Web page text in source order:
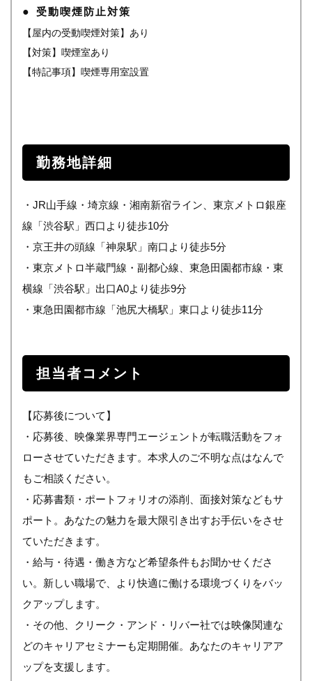
受動喫煙防止対策
【屋内の受動喫煙対策】あり
【対策】喫煙室あり
【特記事項】喫煙専用室設置
勤務地詳細
・JR山手線・埼京線・湘南新宿ライン、東京メトロ銀座
線「渋谷駅」西口より徒歩10分
・京王井の頭線「神泉駅」南口より徒歩5分
・東京メトロ半蔵門線・副都心線、東急田園都市線・東
横線「渋谷駅」出口A0より徒歩9分
・東急田園都市線「池尻大橋駅」東口より徒歩11分
担当者コメント
【応募後について】
・応募後、映像業界専門エージェントが転職活動をフォ
ローさせていただきます。本求人のご不明な点はなんで
もご相談ください。
・応募書類・ポートフォリオの添削、面接対策などもサ
ポート。あなたの魅力を最大限引き出すお手伝いをさせ
ていただきます。
・給与・待遇・働き方など希望条件もお聞かせくださ
い。新しい職場で、より快適に働ける環境づくりをバッ
クアップします。
・その他、クリーク・アンド・リバー社では映像関連な
どのキャリアセミナーも定期開催。あなたのキャリアア
ップを支援します。